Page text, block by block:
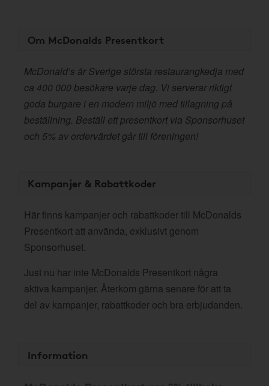
Om McDonalds Presentkort
McDonald’s är Sverige största restaurangkedja med
ca 400 000 besökare varje dag. Vi serverar riktigt
goda burgare i en modern miljö med tillagning på
beställning. Beställ ett presentkort via Sponsorhuset
och 5% av ordervärdet går till föreningen!
Kampanjer & Rabattkoder
Här finns kampanjer och rabattkoder till McDonalds
Presentkort att använda, exklusivt genom
Sponsorhuset.
Just nu har inte McDonalds Presentkort några
aktiva kampanjer. Återkom gärna senare för att ta
del av kampanjer, rabattkoder och bra erbjudanden.
Information